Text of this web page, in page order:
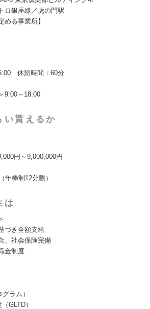
ロ銀座線／虎の門駅
める事業所】
休憩時間：60分
9:00～18:00
い貰えるか
円～9,000,000円
年棒制12分割）
は
づき全額支給
、社会保険完備
金制度
ラム）
GLTD）